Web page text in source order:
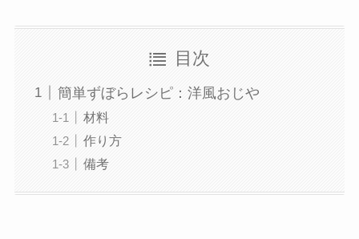
目次
簡単ずぼらレシピ：洋風おじや
材料
作り方
備考